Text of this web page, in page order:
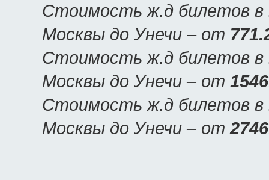
Стоимость ж.д билетов в
Москвы до Унечи – от
Стоимость ж.д билетов в
Москвы до Унечи – от
Стоимость ж.д билетов в
Москвы до Унечи – от